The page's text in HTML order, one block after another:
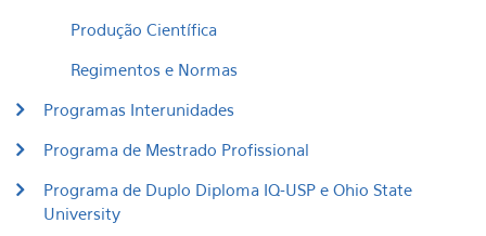
Produção Científica
Regimentos e Normas
Programas Interunidades
Programa de Mestrado Profissional
Programa de Duplo Diploma IQ-USP e Ohio State
University